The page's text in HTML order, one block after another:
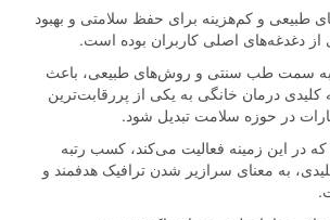
طبیعی و کم‌هزینه برای حفظ سلامتی و بهبود
از دغدغه‌های اصلی کاربران بوده است.
به سمت طب سنتی و روش‌های طبیعی، باعث
درمان خانگی به یکی از پررقابت‌ترین
در حوزه سلامت تبدیل شود.
در این زمینه فعالیت می‌کند، کسب رتبه
به معنای سرازیر شدن ترافیک هدفمند و